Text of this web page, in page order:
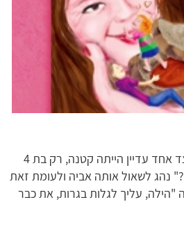
הילה הייתה מבולבלת, מצד אחד עדיין הייתה קטנה, רק בת 4
נהג לשאול אותה אביה ולעומת זאת
"הילה, עליך לגלות בגרות, את כבר